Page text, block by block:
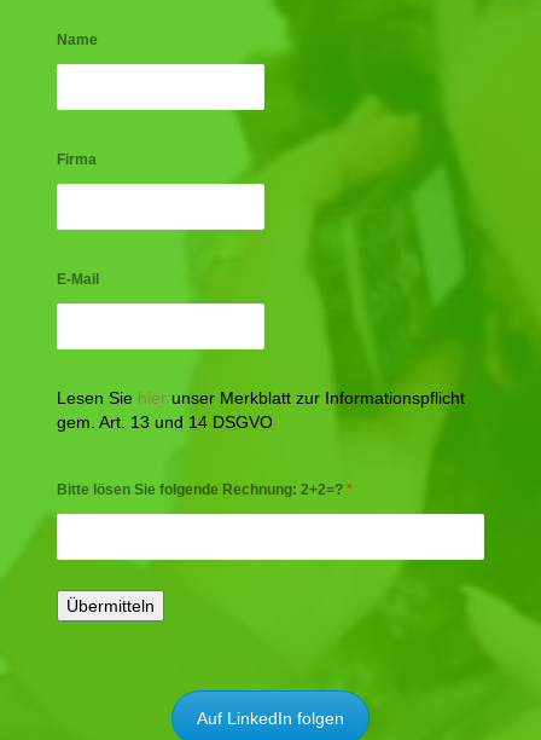
Name
Firma
E-Mail
Lesen Sie hier unser Merkblatt zur Informationspflicht
gem. Art. 13 und 14 DSGVO
Bitte lösen Sie folgende Rechnung: 2+2=? *
Auf LinkedIn folgen